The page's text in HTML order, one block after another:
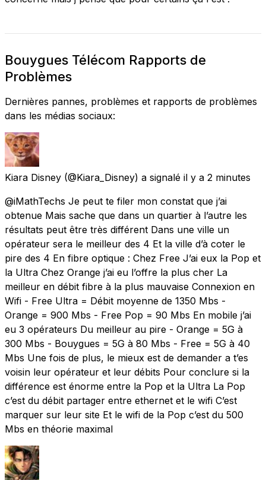
Bouygues Télécom Rapports de
Problèmes
Dernières pannes, problèmes et rapports de problèmes
dans les médias sociaux:
Kiara Disney (@Kiara_Disney) a signalé il y a 2 minutes
@iMathTechs Je peut te filer mon constat que j’ai
obtenue Mais sache que dans un quartier à l’autre les
résultats peut être très différent Dans une ville un
opérateur sera le meilleur des 4 Et la ville d’à coter le
pire des 4 En fibre optique : Chez Free J’ai eux la Pop et
la Ultra Chez Orange j’ai eu l’offre la plus cher La
meilleur en débit fibre à la plus mauvaise Connexion en
Wifi - Free Ultra = Débit moyenne de 1350 Mbs -
Orange = 900 Mbs - Free Pop = 90 Mbs En mobile j’ai
eu 3 opérateurs Du meilleur au pire - Orange = 5G à
300 Mbs - Bouygues = 5G à 80 Mbs - Free = 5G à 40
Mbs Une fois de plus, le mieux est de demander a t’es
voisin leur opérateur et leur débits Pour conclure si la
différence est énorme entre la Pop et la Ultra La Pop
c’est du débit partager entre ethernet et le wifi C’est
marquer sur leur site Et le wifi de la Pop c’est du 500
Mbs en théorie maximal